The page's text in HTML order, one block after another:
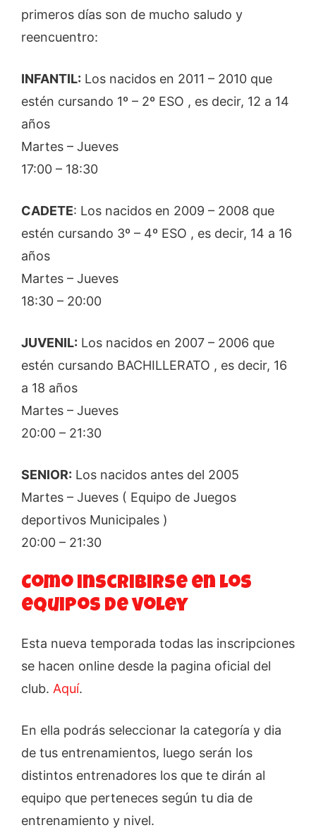
primeros días son de mucho saludo y
reencuentro:
INFANTIL: Los nacidos en 2011 – 2010 que
estén cursando 1º – 2º ESO , es decir, 12 a 14
años
Martes – Jueves
17:00 – 18:30
CADETE: Los nacidos en 2009 – 2008 que
estén cursando 3º – 4º ESO , es decir, 14 a 16
años
Martes – Jueves
18:30 – 20:00
JUVENIL: Los nacidos en 2007 – 2006 que
estén cursando BACHILLERATO , es decir, 16
a 18 años
Martes – Jueves
20:00 – 21:30
SENIOR: Los nacidos antes del 2005
Martes – Jueves ( Equipo de Juegos
deportivos Municipales )
20:00 – 21:30
Como inscribirse en los
equipos de voley
Esta nueva temporada todas las inscripciones
se hacen online desde la pagina oficial del
club. Aquí.
En ella podrás seleccionar la categoría y dia
de tus entrenamientos, luego serán los
distintos entrenadores los que te dirán al
equipo que perteneces según tu dia de
entrenamiento y nivel.